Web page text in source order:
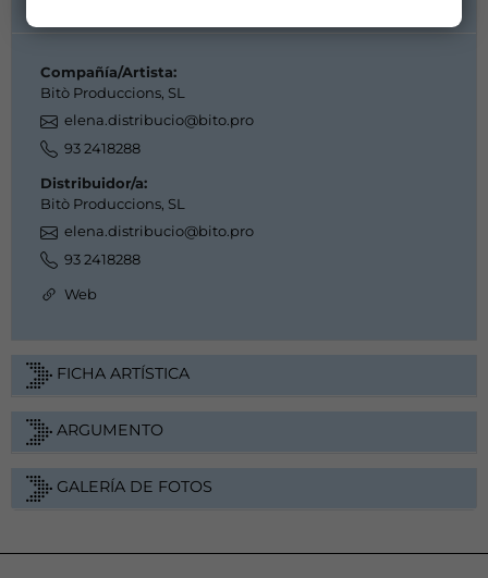
Compañía/Artista:
Bitò Produccions, SL
elena.distribucio@bito.pro
93 2418288
Distribuidor/a:
Bitò Produccions, SL
elena.distribucio@bito.pro
93 2418288
Web
FICHA ARTÍSTICA
ARGUMENTO
GALERÍA DE FOTOS